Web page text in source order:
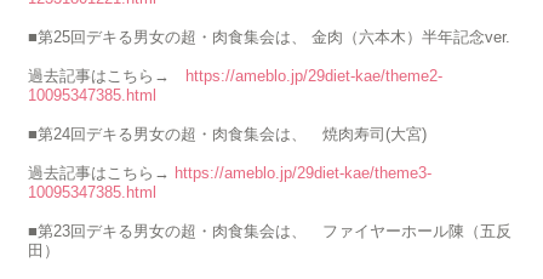
■第25回デキる男女の超・肉食集会は、 金肉（六本木）半年記念ver.
過去記事はこちら→
https://ameblo.jp/29diet-kae/theme2-
10095347385.html
■第24回デキる男女の超・肉食集会は、 焼肉寿司(大宮)
過去記事はこちら→ https://ameblo.jp/29diet-kae/theme3-
10095347385.html
■第23回デキる男女の超・肉食集会は、 ファイヤーホール陳（五反
田）